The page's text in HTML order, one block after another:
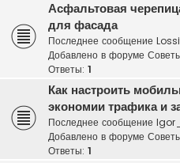
Асфальтовая
для фасада
Последнее сообщение
Добавлено в форуме
Ответы: 1
Как настроить
экономии трафика и
Последнее сообщение
Добавлено в форуме
Ответы: 1